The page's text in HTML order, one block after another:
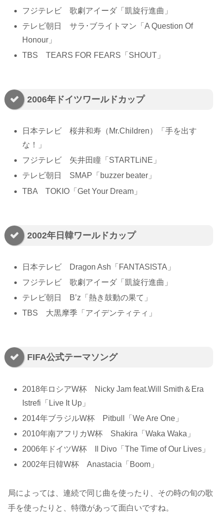
フジテレビ 歌劇アイーダ「凱旋行進曲」
テレビ朝日 サラ･ブライトマン「A Question Of
Honour」
TBS TEARS FOR FEARS「SHOUT」
2006年ドイツワールドカップ
日本テレビ 桜井和寿（Mr.Children）「手を出す
な！」
フジテレビ 矢井田瞳「STARTLiNE」
テレビ朝日 SMAP「buzzer beater」
TBA TOKIO「Get Your Dream」
2002年日韓ワールドカップ
日本テレビ Dragon Ash「FANTASISTA」
フジテレビ 歌劇アイーダ「凱旋行進曲」
テレビ朝日 B’z「熱き鼓動の果て」
TBS 大黒摩季「アイデンティティ」
FIFA公式テーマソング
2018年ロシアW杯 Nicky Jam feat.Will Smith＆Era
Istrefi「Live It Up」
2014年ブラジルW杯 Pitbull「We Are One」
2010年南アフリカW杯 Shakira「Waka Waka」
2006年ドイツW杯 Il Divo「The Time of Our Lives」
2002年日韓W杯 Anastacia「Boom」
局によっては、連続で同じ曲を使ったり、その時の旬の歌
手を使ったりと、特徴があって面白いですね。